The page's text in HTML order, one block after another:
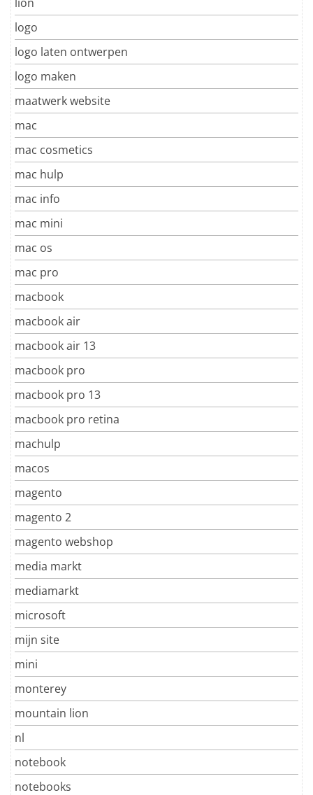
logo
logo laten ontwerpen
logo maken
maatwerk website
mac
mac cosmetics
mac hulp
mac info
mac mini
mac os
mac pro
macbook
macbook air
macbook air 13
macbook pro
macbook pro 13
macbook pro retina
machulp
macos
magento
magento 2
magento webshop
media markt
mediamarkt
microsoft
mijn site
mini
monterey
mountain lion
nl
notebook
notebooks